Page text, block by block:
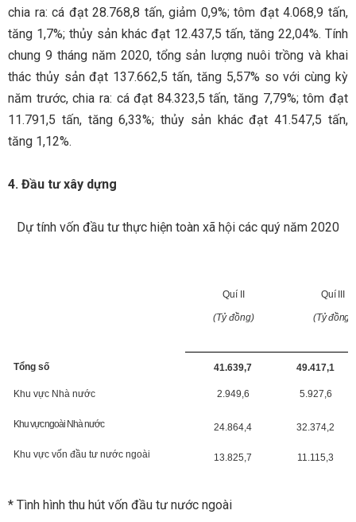
chia ra: cá đạt 28.768,8 tấn, giảm 0,9%; tôm đạt 4.068,9 tấn,
tăng 1,7%; thủy sản khác đạt 12.437,5 tấn, tăng 22,04%. Tính
chung 9 tháng năm 2020, tổng sản lượng nuôi trồng và khai
thác thủy sản đạt 137.662,5 tấn, tăng 5,57% so với cùng kỳ
năm trước, chia ra: cá đạt 84.323,5 tấn, tăng 7,79%; tôm đạt
11.791,5 tấn, tăng 6,33%; thủy sản khác đạt 41.547,5 tấn,
tăng 1,12%.
4. Đầu tư xây dựng
Dự tính vốn đầu tư thực hiện toàn xã hội các quý năm 2020
Quí II
(Tỷ đồng)
Quí III
(Tỷ đồng)
Tổng số 41.639,7 49.417,1
Khu vực Nhà nước 2.949,6 5.927,6
Khu vực ngoài Nhà nước 24.864,4 32.374,2
Khu vực vốn đầu tư nước ngoài 13.825,7 11.115,3
* Tình hình thu hút vốn đầu tư nước ngoài